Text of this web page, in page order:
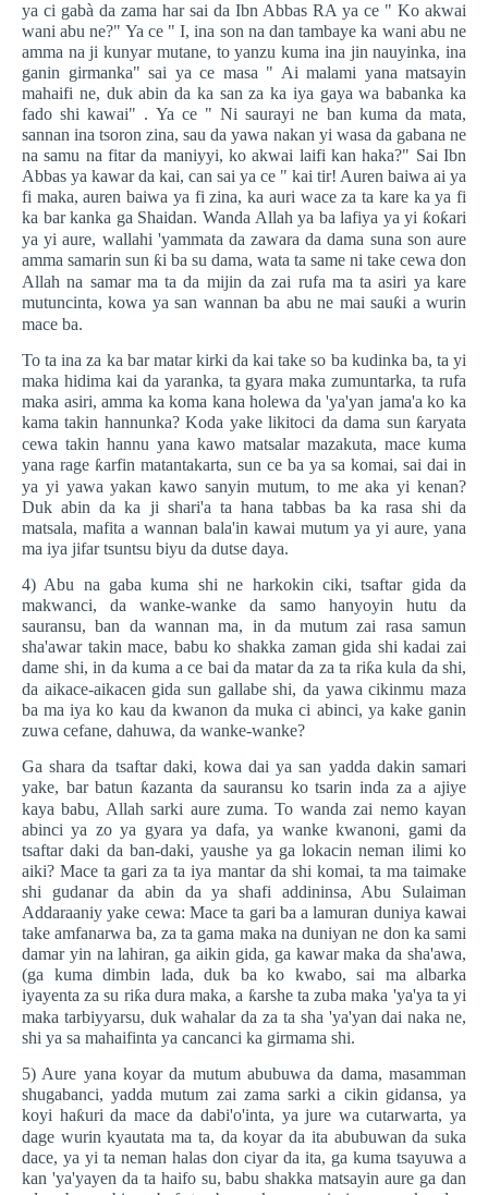
ya ci gabà da zama har sai da Ibn Abbas RA ya ce " Ko akwai
wani abu ne?" Ya ce " I, ina son na dan tambaye ka wani abu ne
amma na ji kunyar mutane, to yanzu kuma ina jin nauyinka, ina
ganin girmanka" sai ya ce masa " Ai malami yana matsayin
mahaifi ne, duk abin da ka san za ka iya gaya wa babanka ka
fado shi kawai" . Ya ce " Ni saurayi ne ban kuma da mata,
sannan ina tsoron zina, sau da yawa nakan yi wasa da gabana ne
na samu na fitar da maniyyi, ko akwai laifi kan haka?" Sai Ibn
Abbas ya kawar da kai, can sai ya ce " kai tir! Auren baiwa ai ya
fi maka, auren baiwa ya fi zina, ka auri wace za ta kare ka ya fi
ka bar kanka ga Shaidan. Wanda Allah ya ba lafiya ya yi ƙoƙari
ya yi aure, wallahi 'yammata da zawara da dama suna son aure
amma samarin sun ƙi ba su dama, wata ta same ni take cewa don
Allah na samar ma ta da mijin da zai rufa ma ta asiri ya kare
mutuncinta, kowa ya san wannan ba abu ne mai sauƙi a wurin
mace ba.
To ta ina za ka bar matar kirki da kai take so ba kudinka ba, ta yi
maka hidima kai da yaranka, ta gyara maka zumuntarka, ta rufa
maka asiri, amma ka koma kana holewa da 'ya'yan jama'a ko ka
kama takin hannunka? Koda yake likitoci da dama sun ƙaryata
cewa takin hannu yana kawo matsalar mazakuta, mace kuma
yana rage ƙarfin matantakarta, sun ce ba ya sa komai, sai dai in
ya yi yawa yakan kawo sanyin mutum, to me aka yi kenan?
Duk abin da ka ji shari'a ta hana tabbas ba ka rasa shi da
matsala, mafita a wannan bala'in kawai mutum ya yi aure, yana
ma iya jifar tsuntsu biyu da dutse daya.
4) Abu na gaba kuma shi ne harkokin ciki, tsaftar gida da
makwanci, da wanke-wanke da samo hanyoyin hutu da
sauransu, ban da wannan ma, in da mutum zai rasa samun
sha'awar takin mace, babu ko shakka zaman gida shi kadai zai
dame shi, in da kuma a ce bai da matar da za ta riƙa kula da shi,
da aikace-aikacen gida sun gallabe shi, da yawa cikinmu maza
ba ma iya ko kau da kwanon da muka ci abinci, ya kake ganin
zuwa cefane, dahuwa, da wanke-wanke?
Ga shara da tsaftar daki, kowa dai ya san yadda dakin samari
yake, bar batun ƙazanta da sauransu ko tsarin inda za a ajiye
kaya babu, Allah sarki aure zuma. To wanda zai nemo kayan
abinci ya zo ya gyara ya dafa, ya wanke kwanoni, gami da
tsaftar daki da ban-daki, yaushe ya ga lokacin neman ilimi ko
aiki? Mace ta gari za ta iya mantar da shi komai, ta ma taimake
shi gudanar da abin da ya shafi addininsa, Abu Sulaiman
Addaraaniy yake cewa: Mace ta gari ba a lamuran duniya kawai
take amfanarwa ba, za ta gama maka na duniyan ne don ka sami
damar yin na lahiran, ga aikin gida, ga kawar maka da sha'awa,
(ga kuma dimbin lada, duk ba ko kwabo, sai ma albarka
iyayenta za su riƙa dura maka, a ƙarshe ta zuba maka 'ya'ya ta yi
maka tarbiyyarsu, duk wahalar da za ta sha 'ya'yan dai naka ne,
shi ya sa mahaifinta ya cancanci ka girmama shi.
5) Aure yana koyar da mutum abubuwa da dama, masamman
shugabanci, yadda mutum zai zama sarki a cikin gidansa, ya
koyi haƙuri da mace da dabi'o'inta, ya jure wa cutarwarta, ya
dage wurin kyautata ma ta, da koyar da ita abubuwan da suka
dace, ya yi ta neman halas don ciyar da ita, ga kuma tsayuwa a
kan 'ya'yayen da ta haifo su, babu shakka matsayin aure ga dan